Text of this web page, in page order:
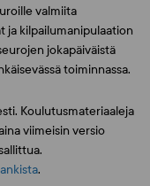
valmiita
ja kilpailumanipulaation
jokapäiväistä
toiminnassa.
Koulutusmateriaaleja
viimeisin versio
.